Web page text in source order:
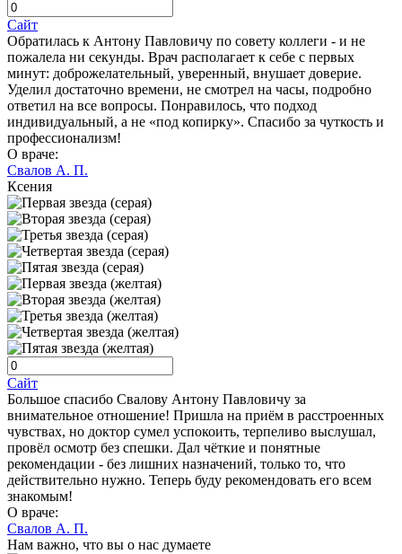
Сайт
Обратилась к Антону Павловичу по совету коллеги - и не
пожалела ни секунды. Врач располагает к себе с первых
минут: доброжелательный, уверенный, внушает доверие.
Уделил достаточно времени, не смотрел на часы, подробно
ответил на все вопросы. Понравилось, что подход
индивидуальный, а не «под копирку». Спасибо за чуткость и
профессионализм!
О враче:
Свалов А. П.
Ксения
Сайт
Большое спасибо Свалову Антону Павловичу за
внимательное отношение! Пришла на приём в расстроенных
чувствах, но доктор сумел успокоить, терпеливо выслушал,
провёл осмотр без спешки. Дал чёткие и понятные
рекомендации - без лишних назначений, только то, что
действительно нужно. Теперь буду рекомендовать его всем
знакомым!
О враче:
Свалов А. П.
Нам важно, что вы о нас думаете